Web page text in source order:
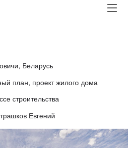
Беларусь
план, проект жилого дома
строительства
Евгений